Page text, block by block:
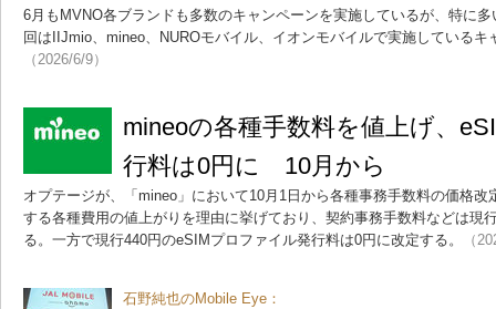
6月もMVNO各ブランドも多数のキャンペーンを実施しているが、特に
回はIIJmio、mineo、NUROモバイル、イオンモバイルで実施しているキ
（2026/6/9）
mineoの各種手数料を値上げ、
行料は0円に 10月から
オプテージが、「mineo」において10月1日から各種事務手数料の価格
する各種費用の値上がりを理由に挙げており、契約事務手数料などは現
る。一方で現行440円のeSIMプロファイル発行料は0円に改定する。
（
石野純也のMobile Eye：